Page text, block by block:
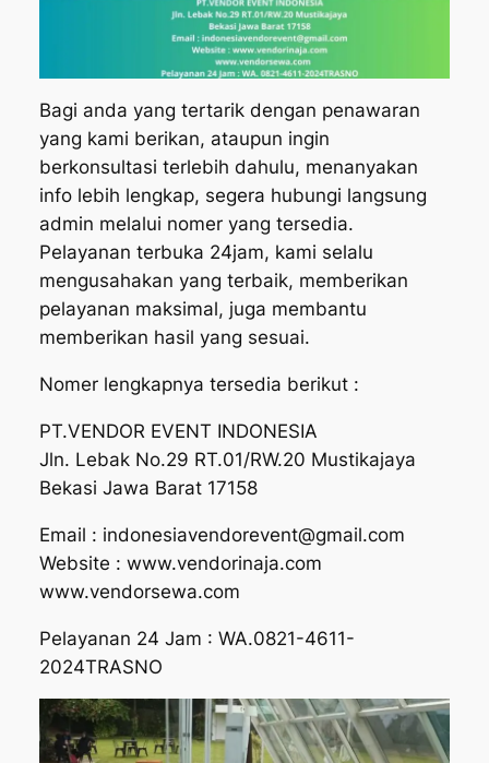
Bagi anda yang tertarik dengan penawaran
yang kami berikan, ataupun ingin
berkonsultasi terlebih dahulu, menanyakan
info lebih lengkap, segera hubungi langsung
admin melalui nomer yang tersedia.
Pelayanan terbuka 24jam, kami selalu
mengusahakan yang terbaik, memberikan
pelayanan maksimal, juga membantu
memberikan hasil yang sesuai.
Nomer lengkapnya tersedia berikut :
PT.VENDOR EVENT INDONESIA
Jln. Lebak No.29 RT.01/RW.20 Mustikajaya
Bekasi Jawa Barat 17158
Email : indonesiavendorevent@gmail.com
Website : www.vendorinaja.com
www.vendorsewa.com
Pelayanan 24 Jam : WA.0821-4611-
2024TRASNO